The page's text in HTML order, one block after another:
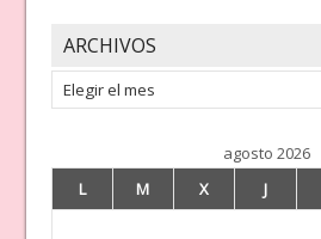
ARCHIVOS
Archivos
agosto 2026
L
M X J